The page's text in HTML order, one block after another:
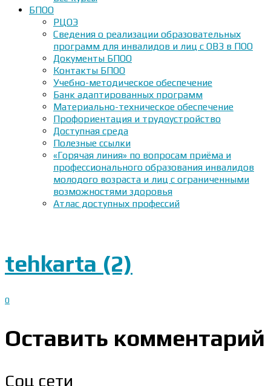
БПОО
РЦОЭ
Сведения о реализации образовательных
программ для инвалидов и лиц с ОВЗ в ПОО
Документы БПОО
Контакты БПОО
Учебно-методическое обеспечение
Банк адаптированных программ
Материально-техническое обеспечение
Профориентация и трудоустройство
Доступная среда
Полезные ссылки
«Горячая линия» по вопросам приёма и
профессионального образования инвалидов
молодого возраста и лиц с ограниченными
возможностями здоровья
Атлас доступных профессий
tehkarta (2)
0
Оставить комментарий
Соц сети